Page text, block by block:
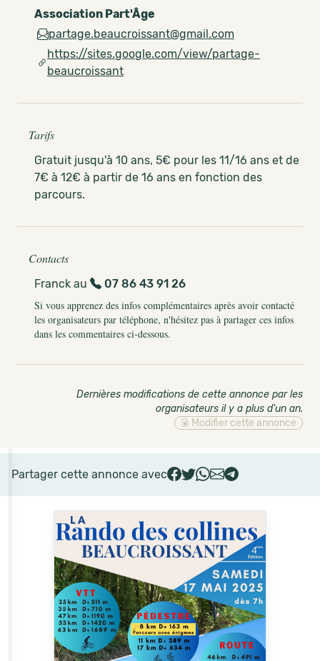
Association Part'Âge
partage.beaucroissant@gmail.com
https://sites.google.com/view/partage-
beaucroissant
Tarifs
Gratuit jusqu'à 10 ans, 5€ pour les 11/16 ans et de
7€ à 12€ à partir de 16 ans en fonction des
parcours.
Contacts
Franck au
07 86 43 91 26
Si vous apprenez des infos complémentaires après avoir contacté
les organisateurs par téléphone, n'hésitez pas à partager ces infos
dans les commentaires ci-dessous.
Dernières modifications de cette annonce par les
organisateurs il y a plus d'un an.
Modifier cette annonce
Partager cette annonce avec